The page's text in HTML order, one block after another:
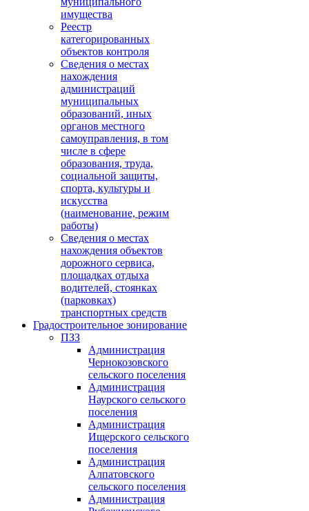
имущества
Реестр
категорированных
объектов контроля
Сведения о местах
нахождения
администраций
муниципальных
образований, иных
органов местного
самоуправления, в том
числе в сфере
образования, труда,
социальной защиты,
спорта, культуры и
искусства
(наименование, режим
работы)
Сведения о местах
нахождения объектов
дорожного сервиса,
площадках отдыха
водителей, стоянках
(парковках)
транспортных средств
Градостроительное зонирование
ПЗЗ
Администрация
Чернокозовского
сельского поселения
Администрация
Наурского сельского
поселения
Администрация
Ищерского сельского
поселения
Администрация
Алпатовского
сельского поселения
Администрация